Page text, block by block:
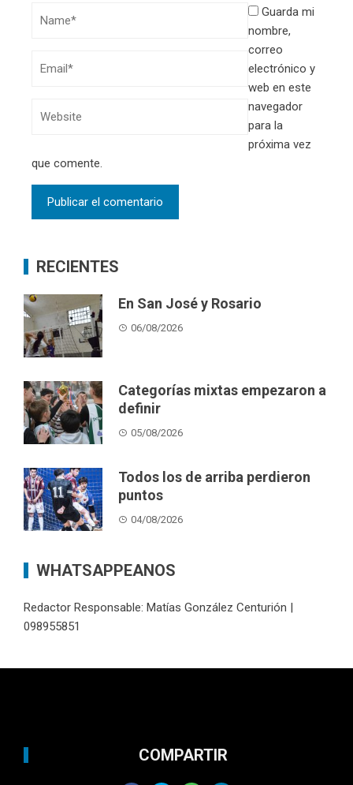
Guarda mi
nombre,
correo
electrónico y
web en este
navegador
para la
próxima vez
que comente.
RECIENTES
En San José y Rosario
06/08/2026
Categorías mixtas empezaron a
definir
05/08/2026
Todos los de arriba perdieron
puntos
04/08/2026
WHATSAPPEANOS
Redactor Responsable: Matías González Centurión |
098955851
COMPARTIR